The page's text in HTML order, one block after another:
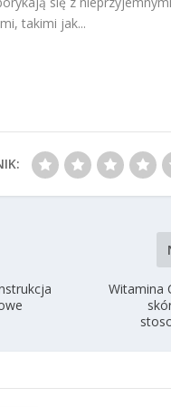
takimi jak...
Witamina